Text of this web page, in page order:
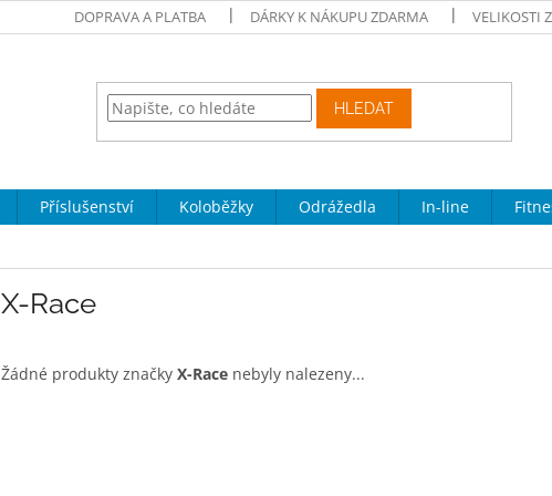
DOPRAVA A PLATBA DÁRKY K NÁKUPU ZDARMA VELIKOSTI
HLEDAT
Příslušenství Koloběžky Odrážedla In-line
X-Race
Žádné produkty značky X-Race nebyly nalezeny...